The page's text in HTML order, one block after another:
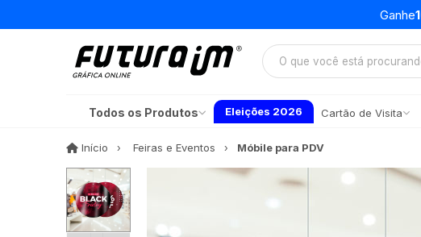
Ganhe
Todos os Produtos Eleições 2026 Cartão de Visita
Início InícioFeiras e Eventos Móbile para PDV